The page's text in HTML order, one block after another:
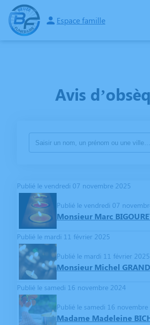
Espace famille
ORGANISER DES OBSÈQUESPRÉVOIR SES
Avis
Publié le vendredi 07 novembre 2025
Publié le vendredi 07
Monsieur Marc
Publié le mardi 11 février 2025
Publié le mardi 11 février 2025
Monsieur Michel
Publié le samedi 16 novembre 2024
Publié le samedi 16
Madame Madeleine